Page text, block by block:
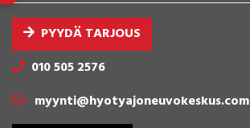
PYYDÄ TARJOUS
010 505 2576
myynti@hyotyajoneuvokeskus.com